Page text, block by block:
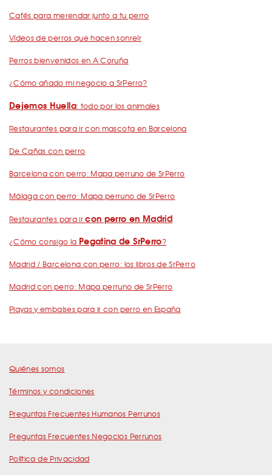
Cafés para merendar junto a tu perro
Vídeos de perros que hacen sonreír
Perros bienvenidos en A Coruña
¿Cómo añado mi negocio a SrPerro?
Dejemos Huella: todo por los animales
Restaurantes para ir con mascota en Barcelona
De Cañas con perro
Barcelona con perro: Mapa perruno de SrPerro
Málaga con perro: Mapa perruno de SrPerro
Restaurantes para ircon perro en Madrid
¿Cómo consigo la Pegatina de SrPerro?
Madrid / Barcelona con perro: los libros de SrPerro
Madrid con perro: Mapa perruno de SrPerro
Playas y embalses para ir con perro en España
Quiénes somos
Términos y condiciones
Preguntas Frecuentes Humanos Perrunos
Preguntas Frecuentes Negocios Perrunos
Política de Privacidad